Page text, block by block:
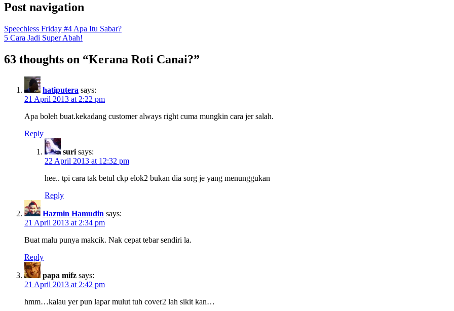
Post navigation
Speechless Friday #4 Apa Itu Sabar?
5 Cara Jadi Super Abah!
63 thoughts on “Kerana Roti Canai?”
hatiputera says:
21 April 2013 at 2:22 pm
Apa boleh buat.kekadang customer always right cuma mungkin cara jer salah.
Reply
suri says:
22 April 2013 at 12:32 pm
hee.. tpi cara tak betul ckp elok2 bukan dia sorg je yang menunggukan
Reply
Hazmin Hamudin says:
21 April 2013 at 2:34 pm
Buat malu punya makcik. Nak cepat tebar sendiri la.
Reply
papa mifz says:
21 April 2013 at 2:42 pm
hmm…kalau yer pun lapar mulut tuh cover2 lah sikit kan…